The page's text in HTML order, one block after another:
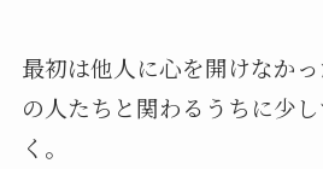
最初は他人に心を開けなか
の人たちと関わるうちに少
く。